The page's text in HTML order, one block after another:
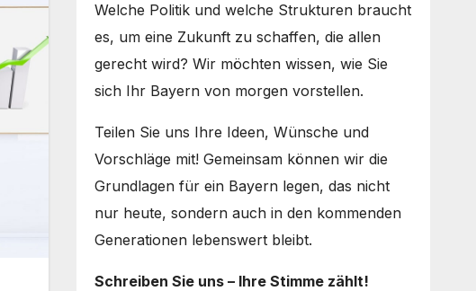
Welche Politik und welche Strukturen braucht
es, um eine Zukunft zu schaffen, die allen
gerecht wird? Wir möchten wissen, wie Sie
sich Ihr Bayern von morgen vorstellen.
Teilen Sie uns Ihre Ideen, Wünsche und
Vorschläge mit! Gemeinsam können wir die
Grundlagen für ein Bayern legen, das nicht
nur heute, sondern auch in den kommenden
Generationen lebenswert bleibt.
Schreiben Sie uns – Ihre Stimme zählt!